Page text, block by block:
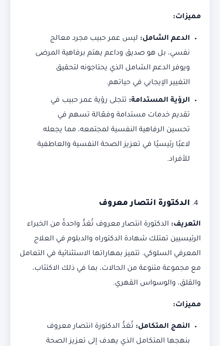
مميزات:
الدعم الشامل: ليس عمر حبيب مجرد معالج
نفسي، بل هو صديق وداعم يهتم برفاهية المرضى
ويوفر الدعم الشامل الذي يحتاجونه لتحقيق
التغيير الإيجابي في حياتهم.
الرؤية المستدامة: تتجلى رؤية عمر حبيب في
تقديم خدمات مستدامة وفعّالة تسهم في
تحسين الرفاهية النفسية لمجتمعه، مما يجعله
لاعبًا رئيسيًا في تعزيز الصحة النفسية والعاطفية
للأفراد.
الدكتورة انتصار معروف
التعريف: الدكتورة انتصار معروف تُعَدُّ واحدةً من الخبراء
الرئيسيين تمتلك شهادة الدكتوراه والدبلوم في العلاج
المعرفي السلوكي. تتميز بمهاراتها الاستثنائية في التعامل
مع مجموعة متنوعة من الحالات، بما في ذلك الاكتئاب،
والقلق، والوسواس القهري.
مميزات:
النهج المتكامل: تُعَدُّ الدكتورة انتصار معروف
بنهجها المتكامل الذي يهدف إلى تعزيز الصحة